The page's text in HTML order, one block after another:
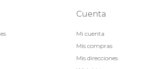
Cuenta
Mi cuenta
Mis compras
Mis direcciones